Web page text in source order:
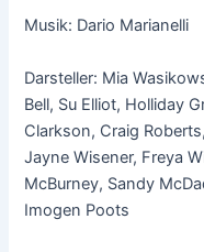
Musik: Dario Marianelli
Darsteller: Mia
Bell, Su Elliot, Holliday
Clarkson, Craig
Jayne Wisener, Freya
McBurney, Sandy
Imogen Poots